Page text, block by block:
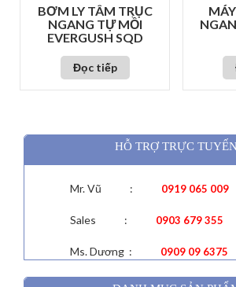
BƠM LY TÂM TRỤC
NGANG TỰ MỒI
EVERGUSH SQD
Đọc tiếp
HỖ TRỢ TRỰC
Mr. Vũ : 0919 065 009
Sales : 0903 679 355
Ms. Dương : 0909 09 6375